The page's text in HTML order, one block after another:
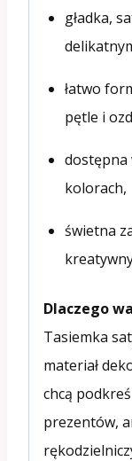
gładka,
łatwo
pętle i
dostępna
kolorach,
świetna
Dlaczego
Tasiemka
materiał
chcą
prezentów,